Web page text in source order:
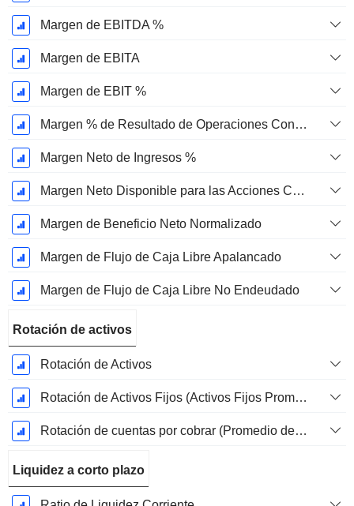
Margen de EBITDA %
Margen de EBITA
Margen de EBIT %
Margen % de Resultado de Operaciones Continuas
Margen Neto de Ingresos %
Margen Neto Disponible para las Acciones Comunes %
Margen de Beneficio Neto Normalizado
Margen de Flujo de Caja Libre Apalancado
Margen de Flujo de Caja Libre No Endeudado
Rotación de activos
Rotación de Activos
Rotación de Activos Fijos (Activos Fijos Promedio)
Rotación de cuentas por cobrar (Promedio de cuentas por cobrar)
Liquidez a corto plazo